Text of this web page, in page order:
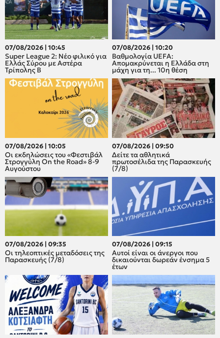
07/08/2026 | 10:45
Super League 2: Νέο φιλικό για
Ελλάς Σύρου με Αστέρα
Τρίπολης Β
07/08/2026 | 10:20
Βαθμολογία UEFA:
Απομακρύνεται η Ελλάδα στη
μάχη για τη... 10η θέση
07/08/2026 | 10:05
Οι εκδηλώσεις του «Φεστιβάλ
Στρογγύλη On the Road» 8-9
Αυγούστου
07/08/2026 | 09:50
Δείτε τα αθλητικά
πρωτοσέλιδα της Παρασκευής
(7/8)
07/08/2026 | 09:35
Οι τηλεοπτικές μεταδόσεις της
Παρασκευής (7/8)
07/08/2026 | 09:15
Αυτοί είναι οι άνεργοι που
δικαιούνται δωρεάν ένσημα 5
έτων